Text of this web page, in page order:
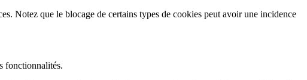
Notez que le blocage de certains types de cookies peut avoir une incidence
fonctionnalités.